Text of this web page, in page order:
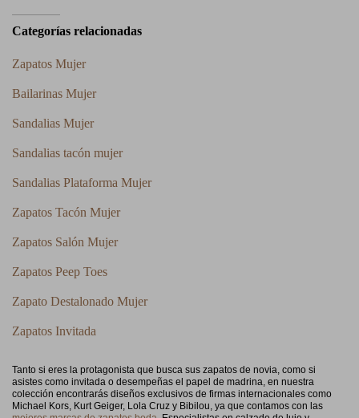
Categorías relacionadas
Zapatos Mujer
Bailarinas Mujer
Sandalias Mujer
Sandalias tacón mujer
Sandalias Plataforma Mujer
Zapatos Tacón Mujer
Zapatos Salón Mujer
Zapatos Peep Toes
Zapato Destalonado Mujer
Zapatos Invitada
Tanto si eres la protagonista que busca sus zapatos de novia, como si
asistes como invitada o desempeñas el papel de madrina, en nuestra
colección encontrarás diseños exclusivos de firmas internacionales como
Michael Kors, Kurt Geiger, Lola Cruz y Bibilou, ya que contamos con las